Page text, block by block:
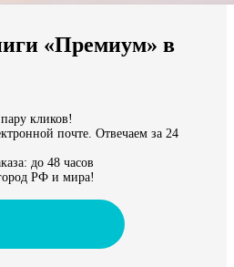
«Премиум» в
кликов!
почте. Отвечаем за 24
до 48 часов
РФ и мира!